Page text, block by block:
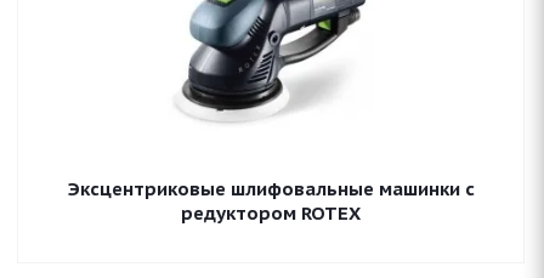
Эксцентриковые шлифовальные машинки с
редуктором ROTEX